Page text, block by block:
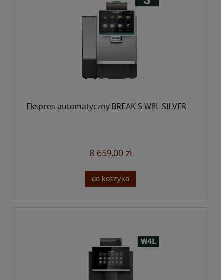
Ekspres automatyczny BREAK S W8L SILVER
8 659,00 zł
do koszyka